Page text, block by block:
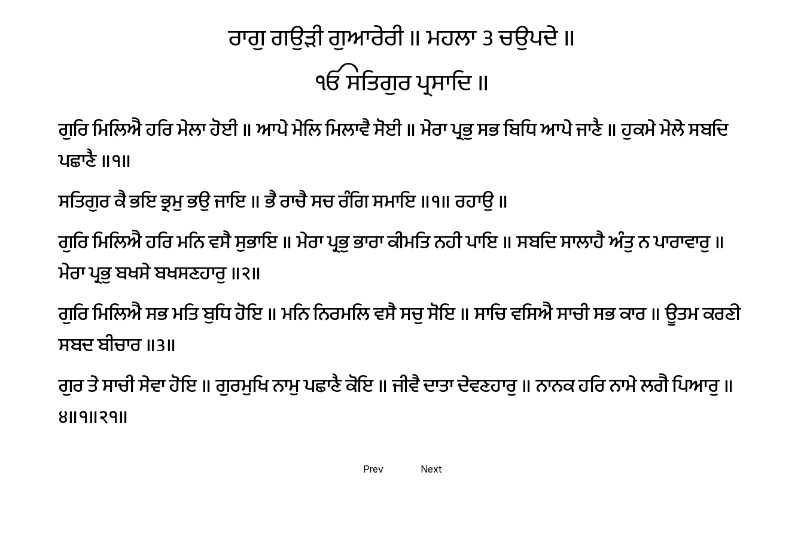
ਰਾਗੁਗਉੜੀਗੁਆਰੇਰੀ॥ਮਹਲਾ੩ਚਉਪਦੇ॥
ੴਸਤਿਗੁਰਪ੍ਰਸਾਦਿ॥
ਗੁਰਿਮਿਲਿਐਹਰਿਮੇਲਾਹੋਈ॥ਆਪੇਮੇਲਿਮਿਲਾਵੈਸੋਈ॥ਮੇਰਾਪ੍ਰਭੁਸਭਬਿਧਿਆਪੇਜਾਣੈ॥ਹੁਕਮੇਮੇਲੇਸਬਦਿ
ਪਛਾਣੈ॥੧॥
ਸਤਿਗੁਰਕੈਭਇਭ੍ਰਮੁਭਉਜਾਇ॥ਭੈਰਾਚੈਸਚਰੰਗਿਸਮਾਇ॥੧॥ਰਹਾਉ॥
ਗੁਰਿਮਿਲਿਐਹਰਿਮਨਿਵਸੈਸੁਭਾਇ॥ਮੇਰਾਪ੍ਰਭੁਭਾਰਾਕੀਮਤਿਨਹੀਪਾਇ॥ਸਬਦਿਸਾਲਾਹੈਅੰਤੁਨਪਾਰਾਵਾਰੁ॥
ਮੇਰਾਪ੍ਰਭੁਬਖਸੇਬਖਸਣਹਾਰੁ॥੨॥
ਗੁਰਿਮਿਲਿਐਸਭਮਤਿਬੁਧਿਹੋਇ॥ਮਨਿਨਿਰਮਲਿਵਸੈਸਚੁਸੋਇ॥ਸਾਚਿਵਸਿਐਸਾਚੀਸਭਕਾਰ॥ਊਤਮਕਰਣੀ
ਸਬਦਬੀਚਾਰ॥੩॥
ਗੁਰਤੇਸਾਚੀਸੇਵਾਹੋਇ॥ਗੁਰਮੁਖਿਨਾਮੁਪਛਾਣੈਕੋਇ॥ਜੀਵੈਦਾਤਾਦੇਵਣਹਾਰੁ॥ਨਾਨਕਹਰਿਨਾਮੇਲਗੈਪਿਆਰੁ॥
੪॥੧॥੨੧॥
Prev Next